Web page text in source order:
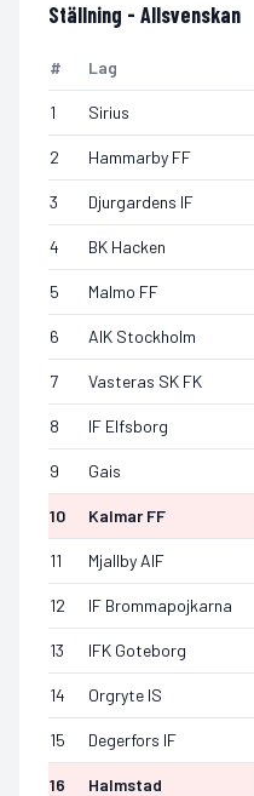
Ställning - Allsvenskan
# Lag
1 Sirius
2 Hammarby FF
3 Djurgardens IF
4 BK Hacken
5 Malmo FF
6 AIK Stockholm
7 Vasteras SK FK
8 IF Elfsborg
9 Gais
10 Kalmar FF
11 Mjallby AIF
12 IF Brommapojkarna
13 IFK Goteborg
14 Orgryte IS
15 Degerfors IF
16 Halmstad